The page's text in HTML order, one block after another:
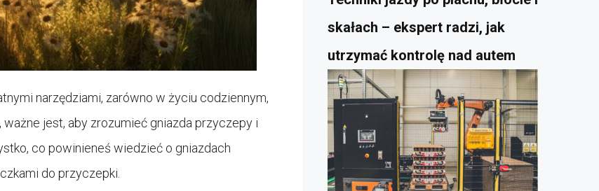
narzędziami, zarówno w życiu codziennym,
jest, aby zrozumieć gniazda przyczepy i
co powinieneś wiedzieć o gniazdach
do przyczepki.
skałach – ekspert radzi, jak
utrzymać kontrolę nad autem